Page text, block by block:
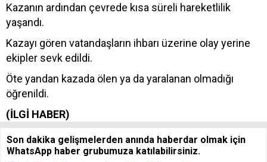
Kazanın ardından çevrede kısa süreli hareketlilik
yaşandı.
Kazayı gören vatandaşların ihbarı üzerine olay yerine
ekipler sevk edildi.
Öte yandan kazada ölen ya da yaralanan olmadığı
öğrenildi.
(İLGİ HABER)
Son dakika gelişmelerden anında haberdar olmak için
WhatsApp haber grubumuza katılabilirsiniz.